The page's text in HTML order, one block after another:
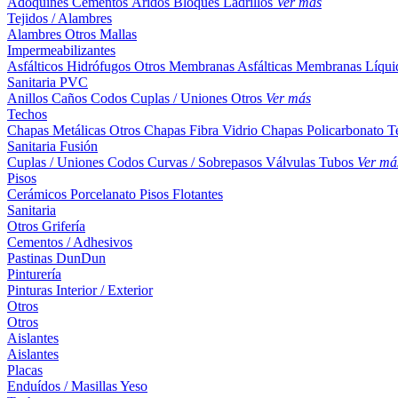
Tejidos / Alambres
Alambres Otros Mallas
Impermeabilizantes
Asfálticos Hidrófugos Otros Membranas Asfálticas Membranas
Sanitaria PVC
Anillos Caños Codos Cuplas / Uniones Otros Ver más
Techos
Chapas Metálicas Otros Chapas Fibra Vidrio Chapas Policarbonato
Sanitaria Fusión
Cuplas / Uniones Codos Curvas / Sobrepasos Válvulas Tubos Ver
Pisos
Cerámicos Porcelanato Pisos Flotantes
Sanitaria
Otros Grifería
Cementos / Adhesivos
Pastinas DunDun
Pinturería
Pinturas Interior / Exterior
Otros
Otros
Aislantes
Aislantes
Placas
Enduídos / MasillasYeso